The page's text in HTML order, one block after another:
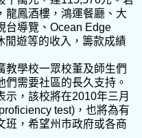
龍鳳酒樓，鴻運餐廳、大
台導覽、Ocean Edge
閒遊等的收入，籌款成績
教學校一眾校董及師生們
需要社區的長久支持。
示，該校將在2010年三月
test)，也將為有
班，希望州市政府或各商